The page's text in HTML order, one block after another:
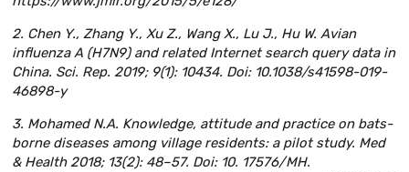
2. Chen Y., Zhang Y., Xu Z., Wang X., Lu J., Hu W. Avian
influenza A (H7N9) and related Internet search query data in
China. Sci. Rep. 2019; 9(1): 10434. Doi: 10.1038/s41598-019-
46898-y
3. Mohamed N.A. Knowledge, attitude and practice on bats-
borne diseases among village residents: a pilot study. Med
& Health 2018; 13(2): 48–57. Doi: 10. 17576/MH.